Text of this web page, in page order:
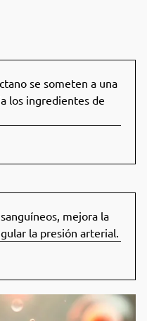
se someten a una
los ingredientes de
mejora la
la presión arterial.